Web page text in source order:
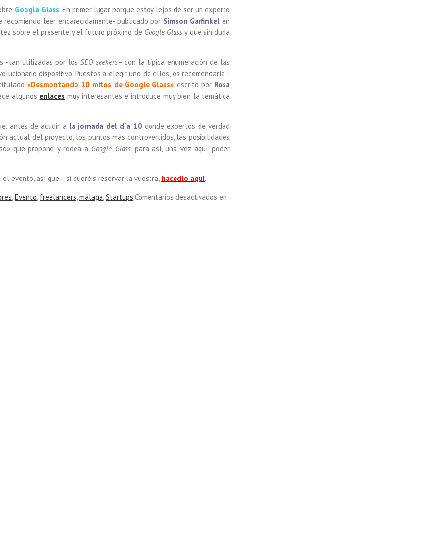
Google Glass. En primer lugar porque estoy lejos de ser un experto
leer encarecidamente- publicado por Simson Garfinkel en
sobre el presente y el futuro próximo de Google Glass y que sin duda
-tan utilizadas por los SEO seekers– con la típica enumeración de las
dispositivo. Puestos a elegir uno de ellos, os recomendaría -
titulado «Desmontando 10 mitos de Google Glass», escrito por Rosa
algunos enlaces muy interesantes e introduce muy bien la temática
antes de acudir a la jornada del día 10 donde expertos de verdad
actual del proyecto, los puntos más controvertidos, las posibilidades
que propone y rodea a Google Glass, para así, una vez aquí, poder
el evento, así que… si queréis reservar la vuestra, hacedlo aquí.
,Evento, freelancers,málaga,Startups|Comentarios desactivados en